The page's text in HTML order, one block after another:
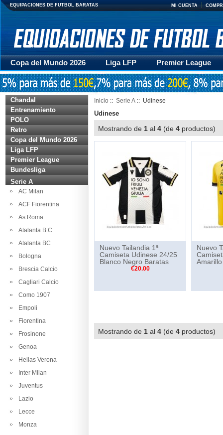
EQUIPACIONES DE FUTBOL BARATAS MI CUENTA
Copa del Mundo 2026 Liga LFP
Premier League
Mujer
Otras series Accesorios Entrenamiento
Chandal
Entrenamiento
POLO
Retro
Copa del Mundo 2026
Liga LFP
Premier League
Bundesliga
Serie A
AC Milan
ACF Fiorentina
As Roma
Atalanta B.C
Atalanta BC
Bologna
Brescia Calcio
Cagliari Calcio
Como 1907
Empoli
Fiorentina
Frosinone
Genoa
Hellas Verona
Inter Milan
Juventus
Lazio
Lecce
Monza
Inicio :: Serie A :: Udinese
Udinese
Mostrando de 1 al 4 (de 4 productos)
Nuevo Tailandia 1ª
Camiseta Udinese 24/25
Blanco Negro Baratas
€20.00
Nuevo
Mostrando de 1 al 4 (de 4 productos)